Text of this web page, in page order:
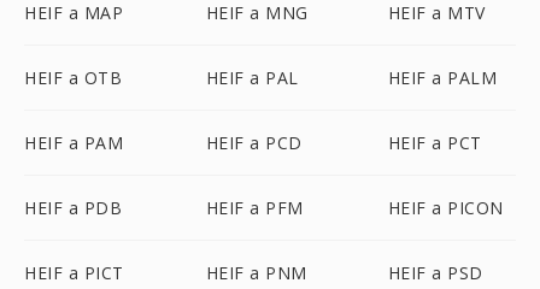
HEIF a MAP HEIF a MNG HEIF a MTV
HEIF a OTB HEIF a PAL HEIF a PALM
HEIF a PAM HEIF a PCD HEIF a PCT
HEIF a PDB HEIF a PFM HEIF a PICON
HEIF a PICT HEIF a PNM HEIF a PSD